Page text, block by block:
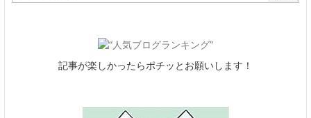
記事が楽しかったらポチッとお願いします！